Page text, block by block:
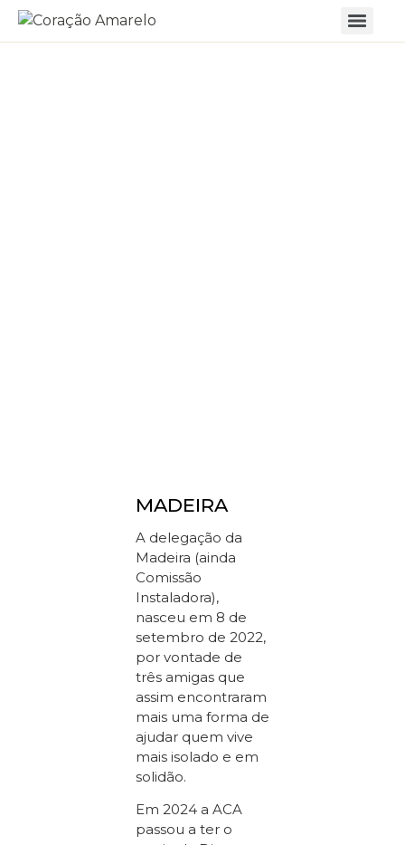
MADEIRA
A delegação da
Madeira (ainda
Comissão
Instaladora),
nasceu em 8 de
setembro de 2022,
por vontade de
três amigas que
assim encontraram
mais uma forma de
ajudar quem vive
mais isolado e em
solidão.
Em 2024 a ACA
passou a ter o